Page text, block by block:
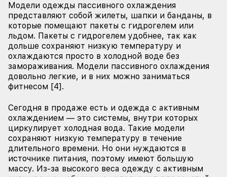
Модели одежды пассивного охлаждения
представляют собой жилеты, шапки и банданы, в
которые помещают пакеты с гидрогелем или
льдом. Пакеты с гидрогелем удобнее, так как
дольше сохраняют низкую температуру и
охлаждаются просто в холодной воде без
замораживания. Модели пассивного охлаждения
довольно легкие, и в них можно заниматься
фитнесом [4].
Сегодня в продаже есть и одежда с активным
охлаждением — это системы, внутри которых
циркулирует холодная вода. Такие модели
сохраняют низкую температуру в течение
длительного времени. Но они нуждаются в
источнике питания, поэтому имеют большую
массу. Из-за высокого веса одежду с активным